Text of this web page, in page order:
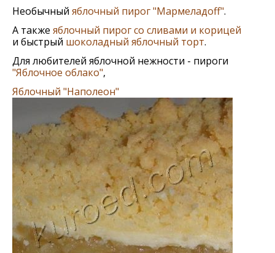
Необычный яблочный пирог "Мармеладоff".
А также яблочный пирог со сливами и корицей
и быстрый шоколадный яблочный торт.
Для любителей яблочной нежности - пироги
"Яблочное облако",
Яблочный "Наполеон"